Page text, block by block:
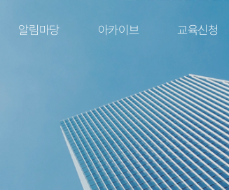
알림마당 아카이브 교육신청